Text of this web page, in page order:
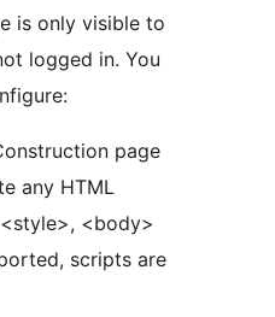
is only visible to
logged in. You
page
any HTML
<style>, <body>
scripts are